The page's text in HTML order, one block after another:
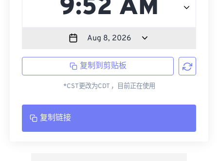
复制到剪贴板
*CST更改为CDT ，目前正在使用
复制链接